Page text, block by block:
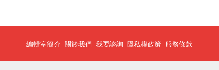
編輯室簡介 關於我們 我要諮詢 隱私權政策 服務條款